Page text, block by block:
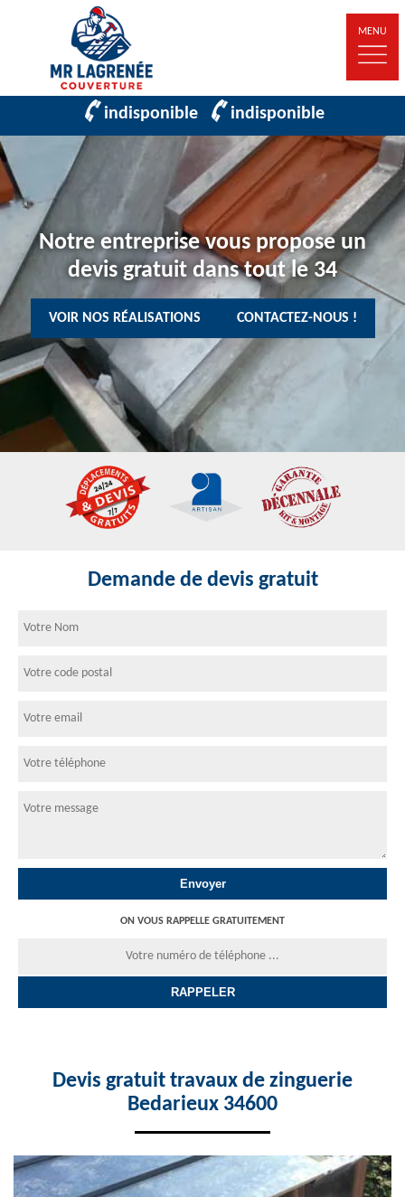
MENU
indisponible indisponible
Notre entreprise vous propose un
devis gratuit dans tout le 34
VOIR NOS RÉALISATIONS CONTACTEZ-NOUS !
Demande de devis gratuit
ON VOUS RAPPELLE GRATUITEMENT
Devis gratuit travaux de zinguerie
Bedarieux 34600